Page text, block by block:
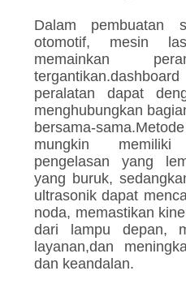
Dalam pembuatan
otomotif, mesin
memainkan
peralatan dapat
menghubungkan
bersama-
mungkin
pengelasan yang
yang buruk,
ultrasonik dapat
noda, memastikan
dari lampu depan,
layanan,dan
dan keandalan.